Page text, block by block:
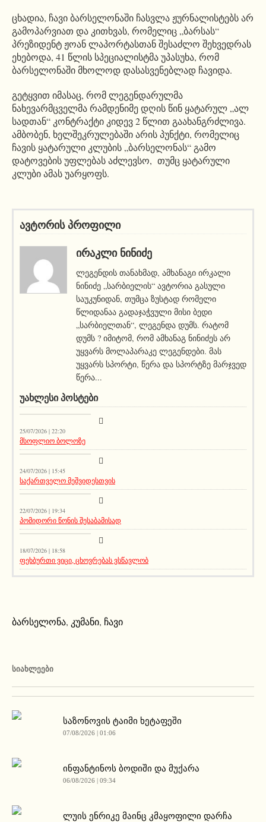
ცხადია, ჩავი ბარსელონაში ჩასვლა ჟურნალისტებს არ
გამოპარვიათ და კითხვას, რომელიც „ბარსას“
პრეზიდენტ ჟოან ლაპორტასთან შესაძლო შეხვედრას
ეხებოდა, 41 წლის სპეციალისტმა უპასუხა, რომ
ბარსელონაში მხოლოდ დასასვენებლად ჩავიდა.
გეტყვით იმასაც, რომ ლეგენდარულმა
ნახევარმცველმა რამდენიმე დღის წინ ყატარულ „ალ
სადთან“ კონტრაქტი კიდევ 2 წლით გაახანგრძლივა.
ამბობენ, ხელშეკრულებაში არის პუნქტი, რომელიც
ჩავის ყატარული კლუბის „ბარსელონას“ გამო
დატოვების უფლებას აძლევსო, თუმც ყატარული
კლუბი ამას უარყოფს.
ავტორის პროფილი
ᲘᲠᲐᲙᲚᲘ ᲜᲘᲜᲘᲫᲔ
ლეგენდის თანახმად, ამხანაგი ირკალი
ნინიძე „სარბიელის“ ავტორია გასული
საუკუნიდან, თუმცა ზუსტად რომელი
წლიდანაა გადაჯაჭვული მისი ბედი
„სარბიელთან“, ლეგენდა დუმს. რატომ
დუმს ? იმიტომ, რომ ამხანაგ ნინიძეს არ
უყვარს მოლაპარაკე ლეგენდები. მას
უყვარს სპორტი, წერა და სპორტზე მარჯვედ
წერა...
ᲣᲐᲮᲚᲔᲡᲘ ᲞᲝᲡᲢᲔᲑᲘ
25/07/2026 | 22:20
მსოფლიო ბოლოზე
სიახლეები
24/07/2026 | 15:45
საქართველო მეშვიდესთვის
აქეთურ-იქითური
22/07/2026 | 19:34
პომიდორი წონის შესაბამისად
აქეთურ-იქითური
18/07/2026 | 18:58
ფეხბურთი ვიცი, ცხოვრებას ვსწავლობ
ბარსელონა, კუმანი, ჩავი
ᲡᲘᲐᲮᲚᲔᲔᲑᲘ
საზონოვის ტაიმი ხეტაფეში
07/08/2026 | 01:06
ინფანტინოს ბოდიში და მუქარა
06/08/2026 | 09:34
ლუის ენრიკე მაინც კმაყოფილი დარჩა